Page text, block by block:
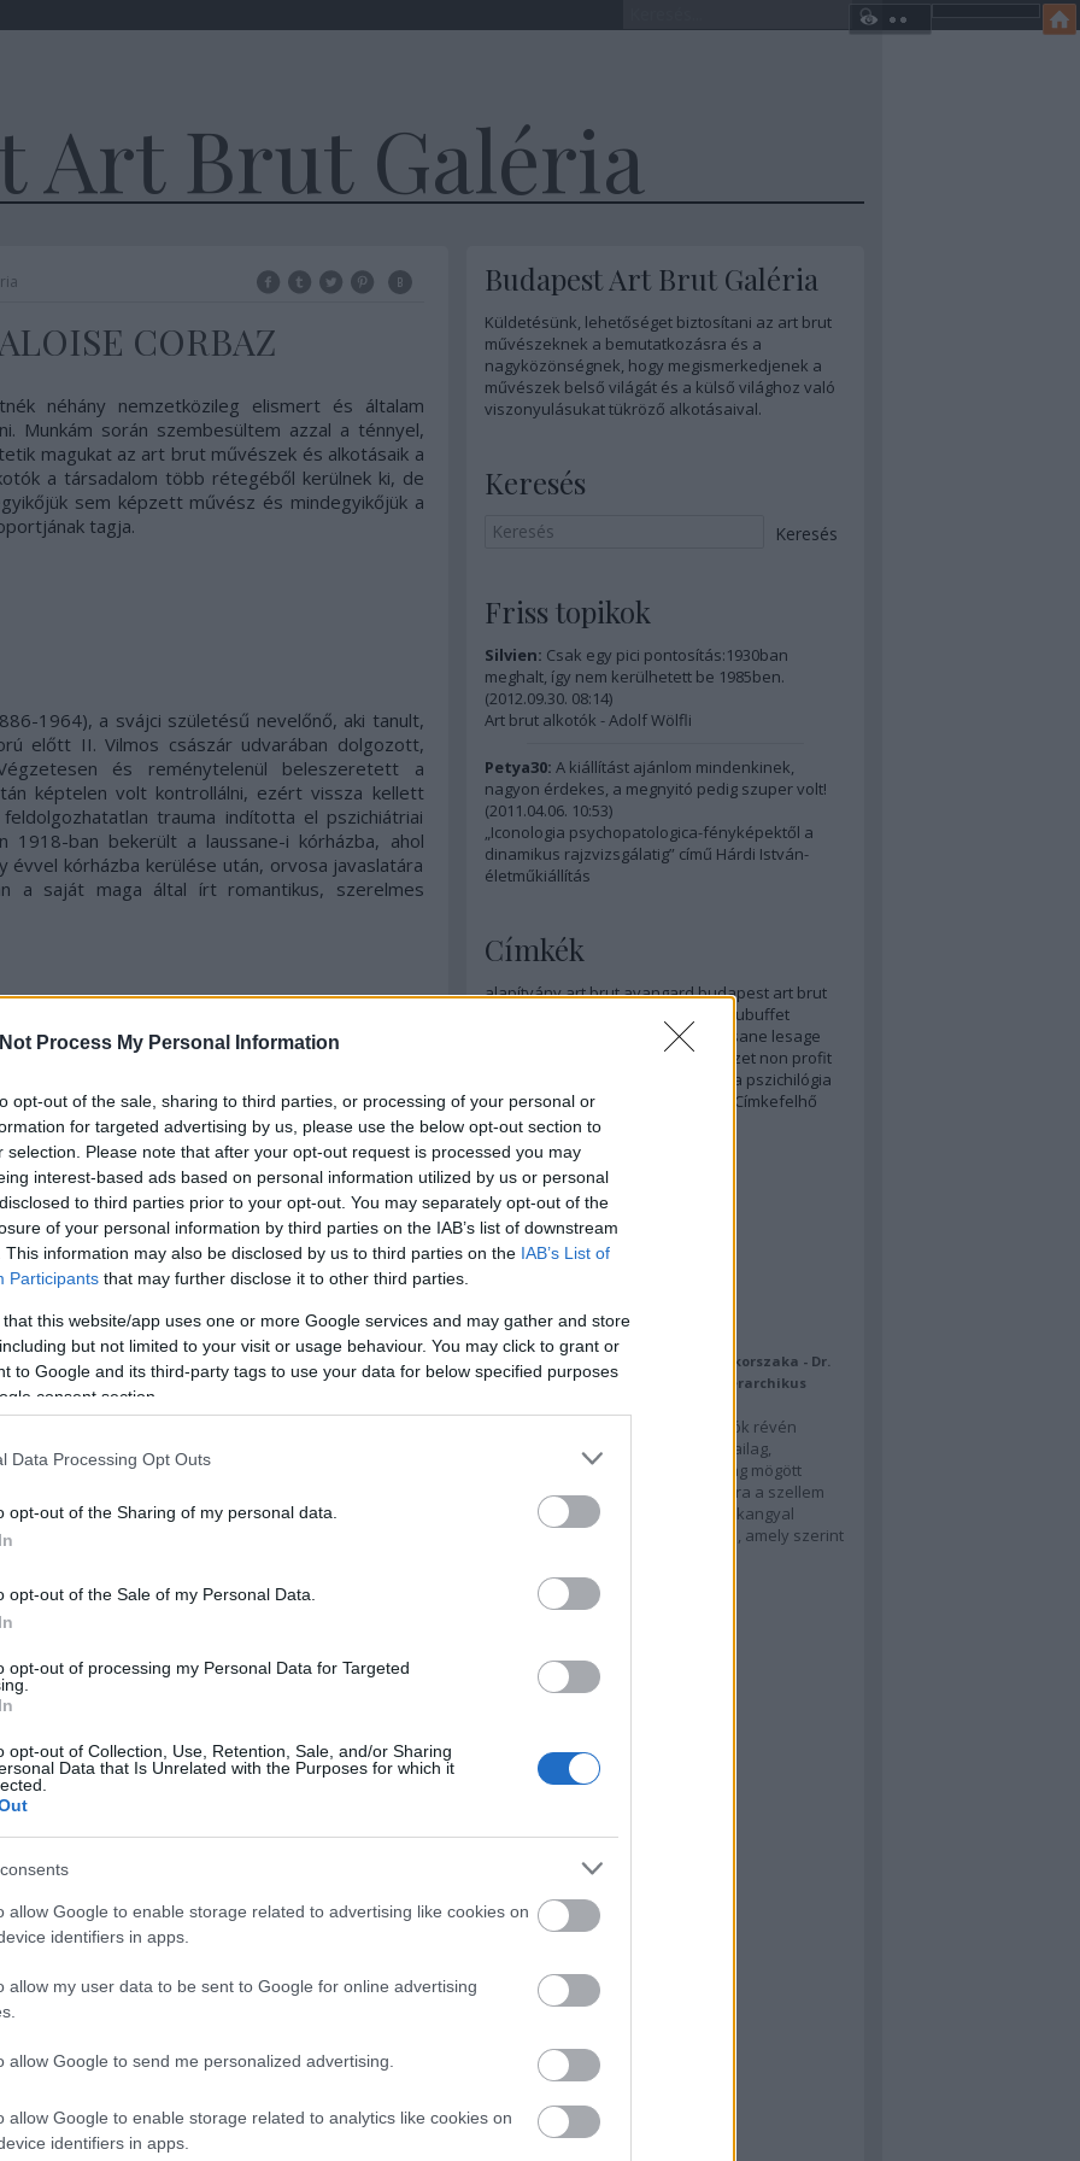
Process My Personal Information
opt-out of the sale, sharing to third parties, or processing of your personal or
for targeted advertising by us, please use the below opt-out section to
selection. Please note that after your opt-out request is processed you may
interest-based ads based on personal information utilized by us or personal
to third parties prior to your opt-out. You may separately opt-out of the
of your personal information by third parties on the IAB’s list of downstream
This information may also be disclosed by us to third parties on the IAB’s List of
Participants that may further disclose it to other third parties.
that this website/app uses one or more Google services and may gather and store
but not limited to your visit or usage behaviour. You may click to grant or
to Google and its third-party tags to use your data for below specified purposes
consent section.
Data Processing Opt Outs
opt-out of the Sharing of my personal data.
opt-out of the Sale of my Personal Data.
opt-out of processing my Personal Data for Targeted
opt-out of Collection, Use, Retention, Sale, and/or Sharing
Data that Is Unrelated with the Purposes for which it
allow Google to enable storage related to advertising like cookies on
identifiers in apps.
allow my user data to be sent to Google for online advertising
allow Google to send me personalized advertising.
allow Google to enable storage related to analytics like cookies on
identifiers in apps.
Art Brut Galéria
CORBAZ
néhány nemzetközileg elismert és általam
Munkám során szembesültem azzal a ténnyel,
magukat az art brut művészek és alkotásaik a
a társadalom több rétegéből kerülnek ki, de
sem képzett művész és mindegyikőjük a
tagja.
1964), a svájci születésű nevelőnő, aki tanult,
előtt II. Vilmos császár udvarában dolgozott,
és reménytelenül beleszeretett a
képtelen volt kontrollálni, ezért vissza kellett
trauma indította el pszichiátriai
1918-ban bekerült a laussane-i kórházba, ahol
évvel kórházba kerülése után, orvosa javaslatára
a saját maga által írt romantikus, szerelmes
meztelen felsőtestű női alakokat jelenített
fiatal, egyenruhás férfi alakja. A figurákra
szem. A képeken a nő és férfi kísérője gyakran
olvadnak (pl. ua. a szemük, vagy a szájuk). A
vörös színek adnak kontrasztos
Budapest Art Brut Galéria
Küldetésünk, lehetőséget biztosítani az art brut
művészeknek a bemutatkozásra és a
nagyközönségnek, hogy megismerkedjenek a
művészek belső világát és a külső világhoz való
viszonyulásukat tükröző alkotásaival.
Keresés
Friss topikok
Silvien: Csak egy pici pontosítás:1930ban
meghalt, így nem kerülhetett be 1985ben.
(2012.09.30. 08:14)
Art brut alkotók - Adolf Wölfli
Petya30: A kiállítást ajánlom mindenkinek,
nagyon érdekes, a megnyitó pedig szuper volt!
(2011.04.06. 10:53)
„Iconologia psychopatologica-fényképektől a
dinamikus rajzvizsgálatig” című Hárdi István-
életműkiállítás
Címkék
alapítványart brutavangardbudapest art brut
dubuffet
integráció laussane lesage
moijson művészet non profit
pszichiátria pszichilógia
pszichológia szürrealizmus Címkefelhő
Linkblog
Moravcsik Alapítvány
Budapest Art Brut Galéria
Blogajánló
Rudolf Steiner - Mihály arkangyal korszaka - Dr.
Bistey Zsuzsa: Ki MICHAEL, mint hierarchikus
Amikor az emberek spirituális víziók révén
megtalálják azt az utat, ami a fizikailag,
érzékszervek útján észlelhető világ mögött
rejtőzik, akkor megjelenik számukra a szellem
világa. Rudolf Steiner egy olyan arkangyal
periódust, időszámítási ciklust ír le, amely szerint
szilvitudat.blog.hu
2015 augusztus
1)
2011 április
...
Feedek
bejegyzések
kommentek
bejegyzések
kommentek